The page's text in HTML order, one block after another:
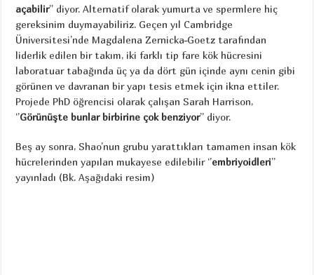
açabilir’’ diyor. Alternatif olarak yumurta ve spermlere hiç
gereksinim duymayabiliriz. Geçen yıl Cambridge
Üniversitesi’nde Magdalena Zernicka-Goetz tarafından
liderlik edilen bir takım, iki farklı tip fare kök hücresini
laboratuar tabağında üç ya da dört gün içinde aynı cenin gibi
görünen ve davranan bir yapı tesis etmek için ikna ettiler.
Projede PhD öğrencisi olarak çalışan Sarah Harrison,
‘’Görünüşte bunlar birbirine çok benziyor’’ diyor.
Beş ay sonra, Shao’nun grubu yarattıkları tamamen insan kök
hücrelerinden yapılan mukayese edilebilir ‘’embriyoidleri’’
yayınladı (Bk. Aşağıdaki resim)